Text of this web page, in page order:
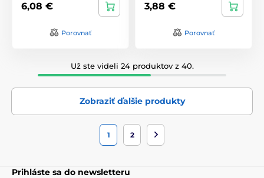
6,08 €
Porovnať
3,88 €
Porovnať
Už ste videli 24 produktov z 40.
Zobraziť ďalšie produkty
1 2
Prihláste sa do newsletteru